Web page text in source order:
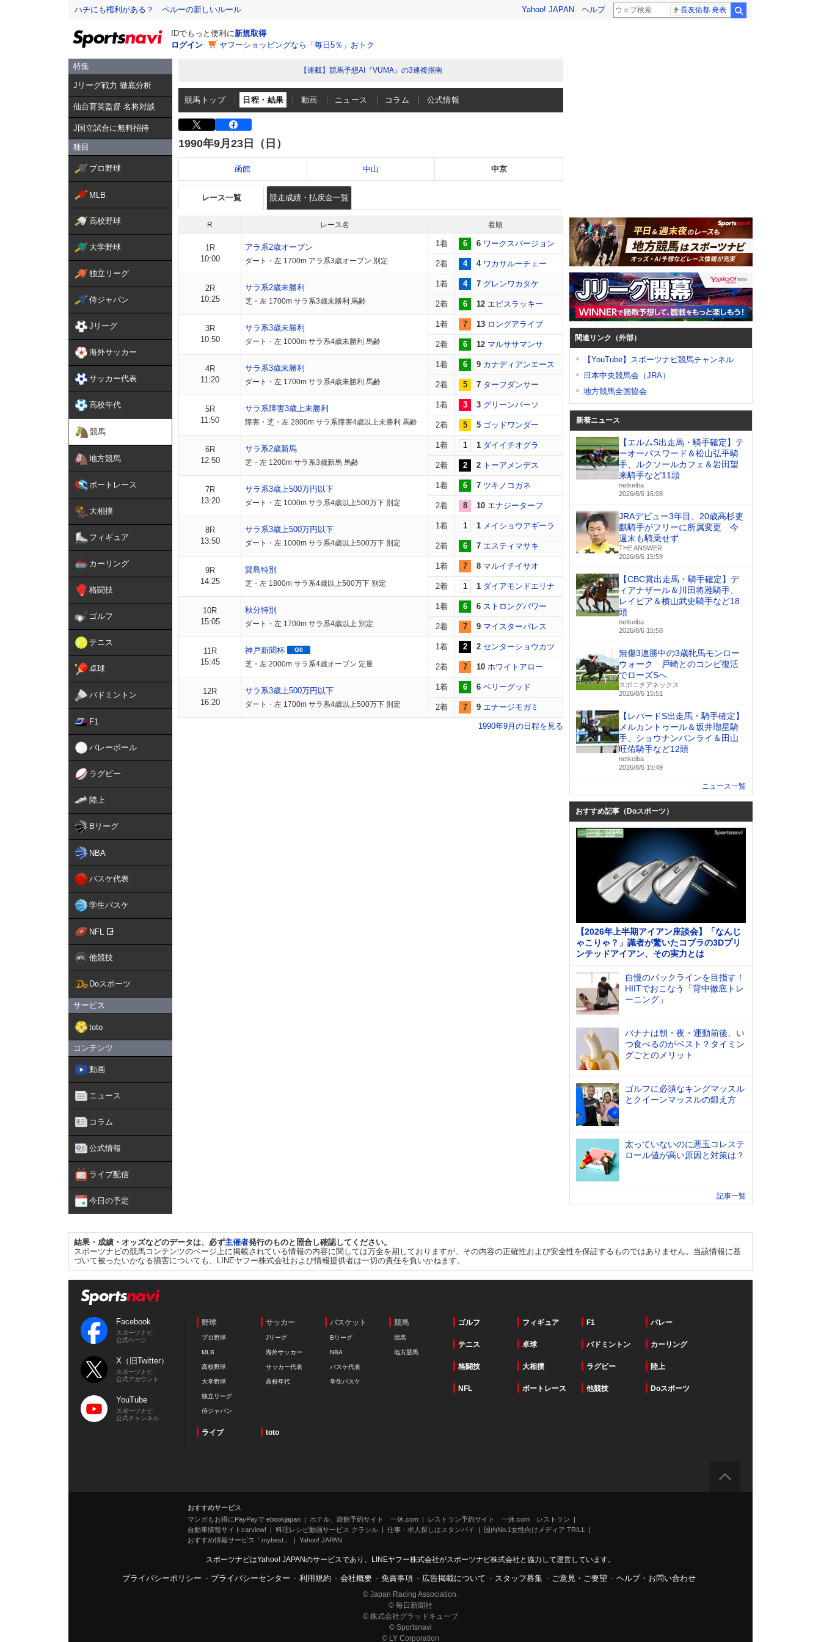
ハチにも権利がある？ ペルーの新しいルール Yahoo! JAPAN ヘルプ 長友佑都 発表
IDでもっと便利に新規取得
ログイン
ヤフーショッピングなら「毎日5％」おトク
特集
Jリーグ戦力 徹底分析
仙台育英監督 名将対談
J国立試合に無料招待
種目
プロ野球
MLB
高校野球
大学野球
独立リーグ
侍ジャパン
Jリーグ
海外サッカー
サッカー代表
高校年代
競馬
地方競馬
ボートレース
大相撲
フィギュア
カーリング
格闘技
ゴルフ
テニス
卓球
バドミントン
F1
バレーボール
ラグビー
陸上
Bリーグ
NBA
バスケ代表
学生バスケ
NFL
他競技
Doスポーツ
サービス
toto
コンテンツ
動画
ニュース
コラム
公式情報
ライブ配信
今日の予定
【連載】競馬予想AI『VUMA』の3連複指南
競馬トップ 日程・結果 動画 ニュース コラム 公式情報
1990年9月23日（日）
函館 中山 中京
レース一覧 競走成績・払戻金一覧
R レース名 着順
1R
10:00
アラ系2歳オープン
ダート・左 1700m アラ系3歳オープン 別定
1着 6 6 ワークスバージョン
2着 4 4 ワカサルーチェー
2R
10:25
サラ系2歳未勝利
芝・左 1700m サラ系3歳未勝利 馬齢
1着 4 7 グレンワカタケ
2着 6 12 エビスラッキー
3R
10:50
サラ系3歳未勝利
ダート・左 1000m サラ系4歳未勝利 馬齢
1着 7 13 ロングアライブ
2着 6 12 マルササマンサ
4R
11:20
サラ系3歳未勝利
ダート・左 1700m サラ系4歳未勝利 馬齢
1着 6 9 カナディアンエース
2着 5 7 ターフダンサー
5R
11:50
サラ系障害3歳上未勝利
障害・芝・左 2800m サラ系障害4歳以上未勝利 馬齢
1着 3 3 グリーンパーソ
2着 5 5 ゴッドワンダー
6R
12:50
サラ系2歳新馬
芝・左 1200m サラ系3歳新馬 馬齢
1着 1 1 ダイイチオグラ
2着 2 2 トーアメンデス
7R
13:20
サラ系3歳上500万円以下
ダート・左 1000m サラ系4歳以上500万下 別定
1着 6 7 ツキノコガネ
2着 8 10 エナジーターフ
8R
13:50
サラ系3歳上500万円以下
ダート・左 1000m サラ系4歳以上500万下 別定
1着 1 1 メイショウアギーラ
2着 6 7 エスティマサキ
9R
14:25
賢島特別
芝・左 1800m サラ系4歳以上500万下 別定
1着 7 8 マルイチイサオ
2着 1 1 ダイアモンドエリナ
10R
15:05
秋分特別
ダート・左 1700m サラ系4歳以上 別定
1着 6 6 ストロングパワー
2着 7 9 マイスターパレス
11R
15:45
神戸新聞杯 GII
芝・左 2000m サラ系4歳オープン 定量
1着 2 2 センターショウカツ
2着 7 10 ホワイトアロー
12R
16:20
サラ系3歳上500万円以下
ダート・左 1700m サラ系4歳以上500万下 別定
1着 6 6 ベリーグッド
2着 7 9 エナージモガミ
1990年9月の日程を見る
関連リンク（外部）
【YouTube】スポーツナビ競馬チャンネル
日本中央競馬会（JRA）
地方競馬全国協会
新着ニュース
【エルムS出走馬・騎手確定】テ
ーオーパスワード＆松山弘平騎
手、ルクソールカフェ＆岩田望
来騎手など11頭
netkeiba
2026/8/6 16:08
JRAデビュー3年目、20歳高杉吏
麒騎手がフリーに所属変更 今
週末も騎乗せず
THE ANSWER
2026/8/6 15:59
【CBC賞出走馬・騎手確定】デ
ィアナザール＆川田将雅騎手、
レイピア＆横山武史騎手など18
頭
netkeiba
2026/8/6 15:58
無傷3連勝中の3歳牝馬モンロー
ウォーク 戸崎とのコンビ復活
でローズSへ
スポニチアネックス
2026/8/6 15:51
【レパードS出走馬・騎手確定】
メルカントゥール＆坂井瑠星騎
手、ショウナンバンライ＆田山
旺佑騎手など12頭
netkeiba
2026/8/6 15:49
ニュース一覧
おすすめ記事（Doスポーツ）
【2026年上半期アイアン座談会】「なんじ
ゃこりゃ？」識者が驚いたコブラの3Dプリ
ンテッドアイアン、その実力とは
自慢のバックラインを目指す！
HIITでおこなう「背中徹底トレ
ーニング」
バナナは朝・夜・運動前後、い
つ食べるのがベスト？タイミン
グごとのメリット
ゴルフに必須なキングマッスル
とクイーンマッスルの鍛え方
太っていないのに悪玉コレステ
ロール値が高い原因と対策は？
記事一覧
結果・成績・オッズなどのデータは、必ず主催者発行のものと照合し確認してください。
スポーツナビの競馬コンテンツのページ上に掲載されている情報の内容に関しては万全を期しておりますが、その内容の正確性および安全性を保証するものではありません。当該情報に基
づいて被ったいかなる損害についても、LINEヤフー株式会社および情報提供者は一切の責任を負いかねます。
Facebook
スポーツナビ
公式ページ
X（旧Twitter）
スポーツナビ
公式アカウント
YouTube
スポーツナビ
公式チャンネル
野球
プロ野球
MLB
高校野球
大学野球
独立リーグ
侍ジャパン
サッカー
Jリーグ
海外サッカー
サッカー代表
高校年代
バスケット
Bリーグ
NBA
バスケ代表
学生バスケ
競馬
競馬
地方競馬
ゴルフ フィギュア F1 バレー
テニス 卓球 バドミントン カーリング
格闘技 大相撲 ラグビー 陸上
NFL ボートレース 他競技 Doスポーツ
ライブ toto
おすすめサービス
マンガもお得にPayPayで ebookjapan
ホテル、旅館予約サイト 一休.com
レストラン予約サイト 一休.com レストラン
自動車情報サイトcarview!
料理レシピ動画サービス クラシル 仕事・求人探しはスタンバイ
国内No.1女性向けメディア TRILL
おすすめ情報サービス「mybest」
Yahoo! JAPAN
スポーツナビはYahoo! JAPANのサービスであり、LINEヤフー株式会社がスポーツナビ株式会社と協力して運営しています。
プライバシーポリシー - プライバシーセンター - 利用規約 - 会社概要 - 免責事項 - 広告掲載について - スタッフ募集 - ご意見・ご要望 - ヘルプ・お問い合わせ
© Japan Racing Association.
© 毎日新聞社
© 株式会社グラッドキューブ
© Sportsnavi
© LY Corporation